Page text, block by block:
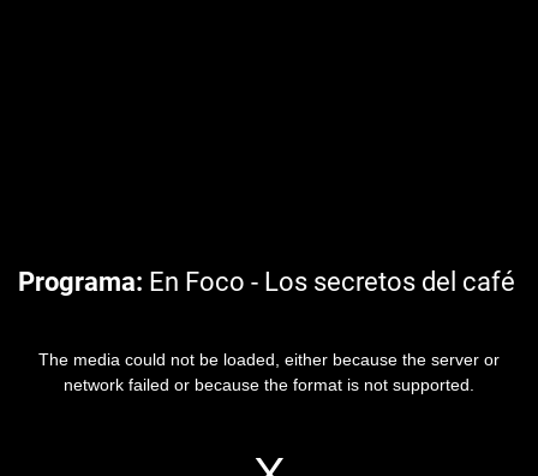
Programa En Foco - Los secretos del café
The media could not be loaded, either because the server or
network failed or because the format is not supported.